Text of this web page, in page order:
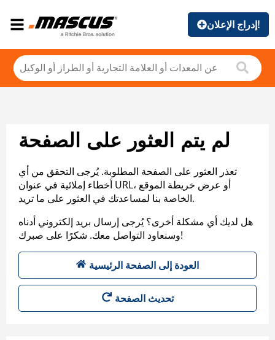
إدراج الإعلان!
لم يتم العثور على الصفحة
تعذر العثور على الصفحة المطلوبة. يُرجى التحقق من أي
أخطاء إملائية في عنوان URL، أو عرض خريطة الموقع
الخاصة بنا لمساعدتك في العثور على ما تريد.
هل لديك أي مشكلة أخرى؟ يُرجى إرسال بريد إلكتروني أدناه
وسنعاود التواصل معك. شكرًا على صبرك!
العودة إلى الصفحة الرئيسية
تحديث الصفحة